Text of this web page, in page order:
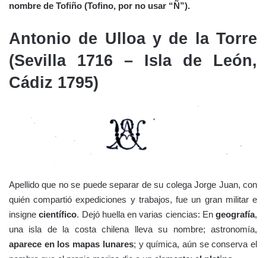
nombre de Tofiño (Tofino, por no usar “Ñ”).
Antonio de Ulloa y de la Torre
(Sevilla 1716 – Isla de León,
Cádiz 1795)
Apellido que no se puede separar de su colega Jorge Juan, con
quién compartió expediciones y trabajos, fue un gran militar e
insignecientífico. Dejó huella en varias ciencias: En geografía,
una isla de la costa chilena lleva su nombre; astronomía,
aparece en los mapas lunares; y química, aún se conserva el